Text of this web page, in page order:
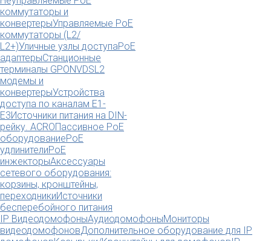
коммутаторы и
конвертерыУправляемые PoE
коммутаторы (L2/
L2+)Уличные узлы доступаPoE
адаптерыСтанционные
терминалы GPONVDSL2
модемы и
конвертерыУстройства
доступа по каналам E1-
E3Источники питания на DIN-
рейку. ACROПассивное PoE
оборудованиеPoE
удлинителиPoE
инжекторыАксессуары
сетевого оборудования:
корзины, кронштейны,
переходникиИсточники
бесперебойного питания
IP ВидеодомофоныАудиодомофоныМониторы
видеодомофоновДополнительное оборудование для IP